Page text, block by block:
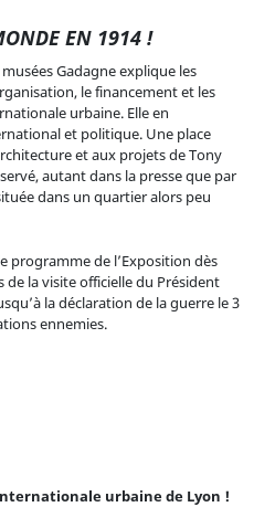
EN 1914 !
Gadagne explique les
le financement et les
urbaine. Elle en
et politique. Une place
et aux projets de Tony
autant dans la presse que par
dans un quartier alors peu
programme de l’Exposition dès
la visite officielle du Président
la déclaration de la guerre le 3
ennemies.
urbaine de Lyon !